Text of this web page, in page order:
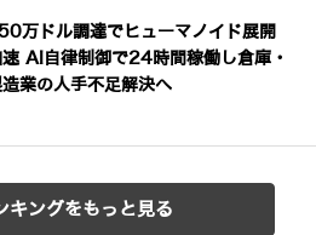
万ドル調達でヒューマノイド展開
AI自律制御で24時間稼働し倉庫・
業の人手不足解決へ
キングをもっと見る